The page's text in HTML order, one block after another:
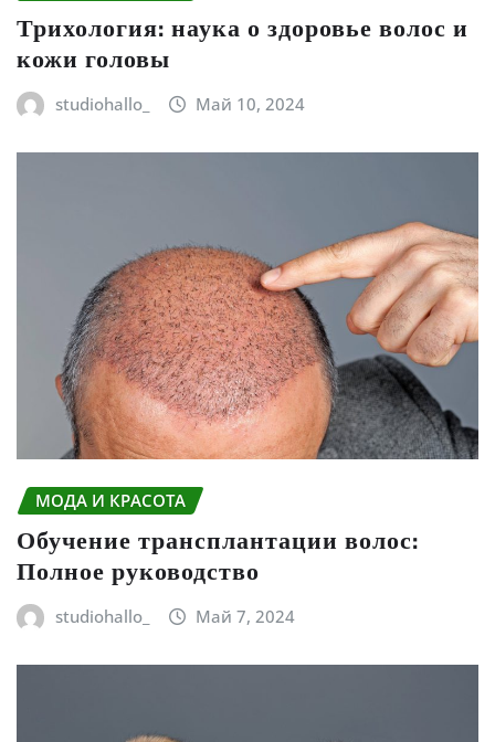
Трихология: наука о здоровье волос и
кожи головы
studiohallo_ Май 10, 2024
МОДА И КРАСОТА
Обучение трансплантации волос:
Полное руководство
studiohallo_ Май 7, 2024